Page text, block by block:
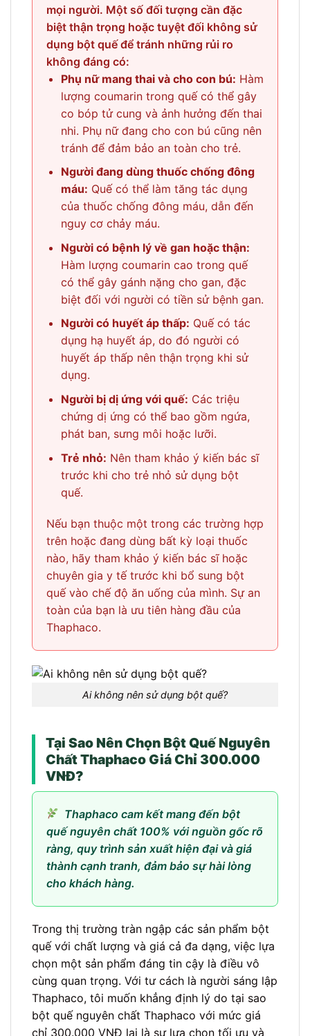
mọi người. Một số đối tượng cần đặc
biệt thận trọng hoặc tuyệt đối không sử
dụng bột quế để tránh những rủi ro
không đáng có:
Phụ nữ mang thai và cho con bú: Hàm
lượng coumarin trong quế có thể gây
co bóp tử cung và ảnh hưởng đến thai
nhi. Phụ nữ đang cho con bú cũng nên
tránh để đảm bảo an toàn cho trẻ.
Người đang dùng thuốc chống đông
máu: Quế có thể làm tăng tác dụng
của thuốc chống đông máu, dẫn đến
nguy cơ chảy máu.
Người có bệnh lý về gan hoặc thận:
Hàm lượng coumarin cao trong quế
có thể gây gánh nặng cho gan, đặc
biệt đối với người có tiền sử bệnh gan.
Người có huyết áp thấp: Quế có tác
dụng hạ huyết áp, do đó người có
huyết áp thấp nên thận trọng khi sử
dụng.
Người bị dị ứng với quế: Các triệu
chứng dị ứng có thể bao gồm ngứa,
phát ban, sưng môi hoặc lưỡi.
Trẻ nhỏ: Nên tham khảo ý kiến bác sĩ
trước khi cho trẻ nhỏ sử dụng bột
quế.
Nếu bạn thuộc một trong các trường hợp
trên hoặc đang dùng bất kỳ loại thuốc
nào, hãy tham khảo ý kiến bác sĩ hoặc
chuyên gia y tế trước khi bổ sung bột
quế vào chế độ ăn uống của mình. Sự an
toàn của bạn là ưu tiên hàng đầu của
Thaphaco.
Ai không nên sử dụng bột quế?
Tại Sao Nên Chọn Bột Quế Nguyên
Chất Thaphaco Giá Chỉ 300.000
VNĐ?
Thaphaco cam kết mang đến bột
quế nguyên chất 100% với nguồn gốc rõ
ràng, quy trình sản xuất hiện đại và giá
thành cạnh tranh, đảm bảo sự hài lòng
cho khách hàng.
Trong thị trường tràn ngập các sản phẩm bột
quế với chất lượng và giá cả đa dạng, việc lựa
chọn một sản phẩm đáng tin cậy là điều vô
cùng quan trọng. Với tư cách là người sáng lập
Thaphaco, tôi muốn khẳng định lý do tại sao
bột quế nguyên chất Thaphaco với mức giá
chỉ 300.000 VNĐ lại là sự lựa chọn tối ưu và